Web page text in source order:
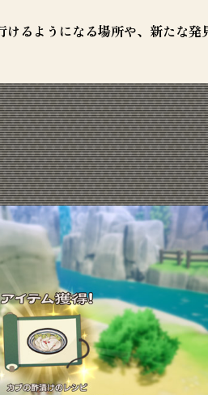
けるようになる場所や、新たな発